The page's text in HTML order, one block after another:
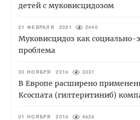
детей с муковисцидозом
21 ФЕВРАЛЯ 2021 2940
Муковисцидоз как социально-
проблема
30 НОЯБРЯ 2019 3331
В Европе расширено
Ксоспата (гилтеритиниб)
01 НОЯБРЯ 2019 4829